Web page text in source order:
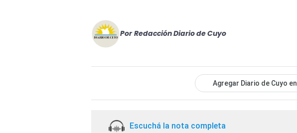
Por Redacción Diario de Cuyo
Agregar Diario de Cuyo en
Escuchá la nota completa